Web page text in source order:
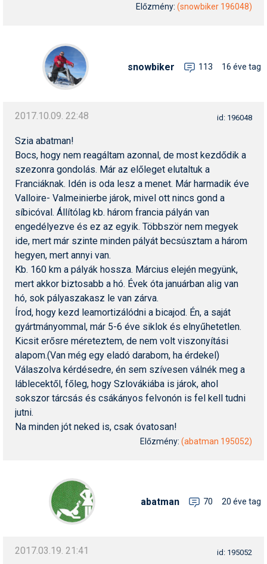
Előzmény: (snowbiker 196048)
snowbiker 113 16 éve tag
2017.10.09. 22:48 id: 196048
Szia abatman!
Bocs, hogy nem reagáltam azonnal, de most kezdődik a
szezonra gondolás. Már az előleget elutaltuk a
Franciáknak. Idén is oda lesz a menet. Már harmadik éve
Valloire- Valmeinierbe járok, mivel ott nincs gond a
síbicóval. Állítólag kb. három francia pályán van
engedélyezve és ez az egyik. Többször nem megyek
ide, mert már szinte minden pályát becsúsztam a három
hegyen, mert annyi van.
Kb. 160 km a pályák hossza. Március elején megyünk,
mert akkor biztosabb a hó. Évek óta januárban alig van
hó, sok pályaszakasz le van zárva.
Írod, hogy kezd leamortizálódni a bicajod. Én, a saját
gyártmányommal, már 5-6 éve siklok és elnyűhetetlen.
Kicsit erősre méreteztem, de nem volt viszonyítási
alapom.(Van még egy eladó darabom, ha érdekel)
Válaszolva kérdésedre, én sem szívesen válnék meg a
láblecektől, főleg, hogy Szlovákiába is járok, ahol
sokszor tárcsás és csákányos felvonón is fel kell tudni
jutni.
Na minden jót neked is, csak óvatosan!
Előzmény: (abatman 195052)
abatman 70 20 éve tag
2017.03.19. 21:41 id: 195052